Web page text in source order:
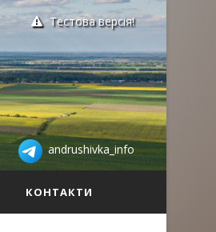
Тестова версія!
andrushivka_info
КОНТАКТИ